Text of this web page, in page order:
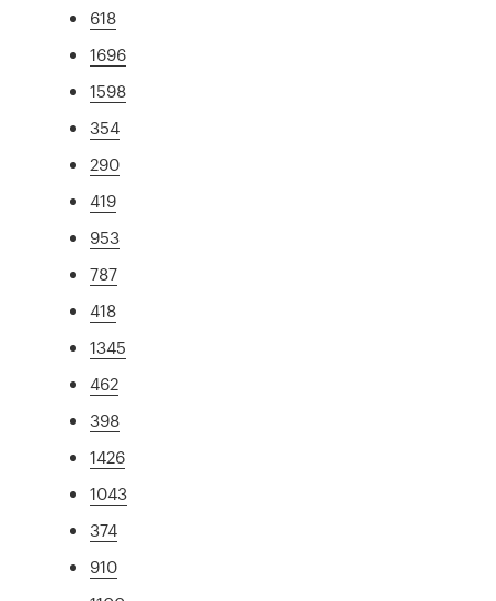
618
1696
1598
354
290
419
953
787
418
1345
462
398
1426
1043
374
910